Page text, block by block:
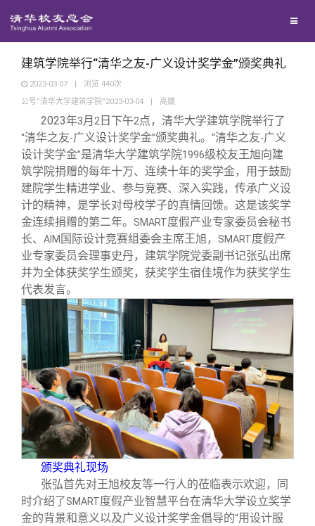
地区联络
年级联络
院系校友工作
专业委员会
兴趣群体
西南联大校友会
回馈母校
捐赠项目
捐赠新闻
捐赠纪事
捐赠方法
义工计划
媒体平台
《清华校友通讯》
《水木清华》
我要订阅
新媒体平台
百年清华
清华人物
清华故事
青春风采
校友文苑
校友讲坛
校友视界
校友服务
终身学习
信息化服务
三创大赛
实用信息
校友总会
总会简介
会长致辞
总会章程
理事会名单
制度法规
联系我们
关闭
建筑学院举行“清华之友-广义设计奖学金”颁奖典礼
2023-03-07 | 浏览 440次
公号“清华大学建筑学院”2023-03-04
| 高媛
2023年3月 2 日下午2点，清华大学建筑学院举行了
“清华之友-广义设计奖学金”颁奖典礼。 “清华之友-广义
设计奖学金”是清华大学建筑学院1996级校友王旭向建
筑学院捐赠的每年十万、连续十年的奖学金，用于鼓励
建院学生精进学业、参与竞赛、深入实践，传承广义设
计的精神，是学长对母校学子的真情回馈。这是该奖学
金连续捐赠的第二年。
SMART度假产业专家委员会秘书
长、 AIM 国际设计竞赛组委会主席王旭， SMART度假产
业专家委员会理事史丹，建筑学院党委副书记张弘出席
并为全体获奖学生颁奖，获奖学生宿佳境作为获奖学生
代表发言。
颁奖典礼现场
张弘首先对王旭校友等一行人的莅临表示欢迎，同
时介绍了SMART度假产业智慧平台在清华大学设立奖学
金的背景和意义以及广义设计奖学金倡导的“用设计服